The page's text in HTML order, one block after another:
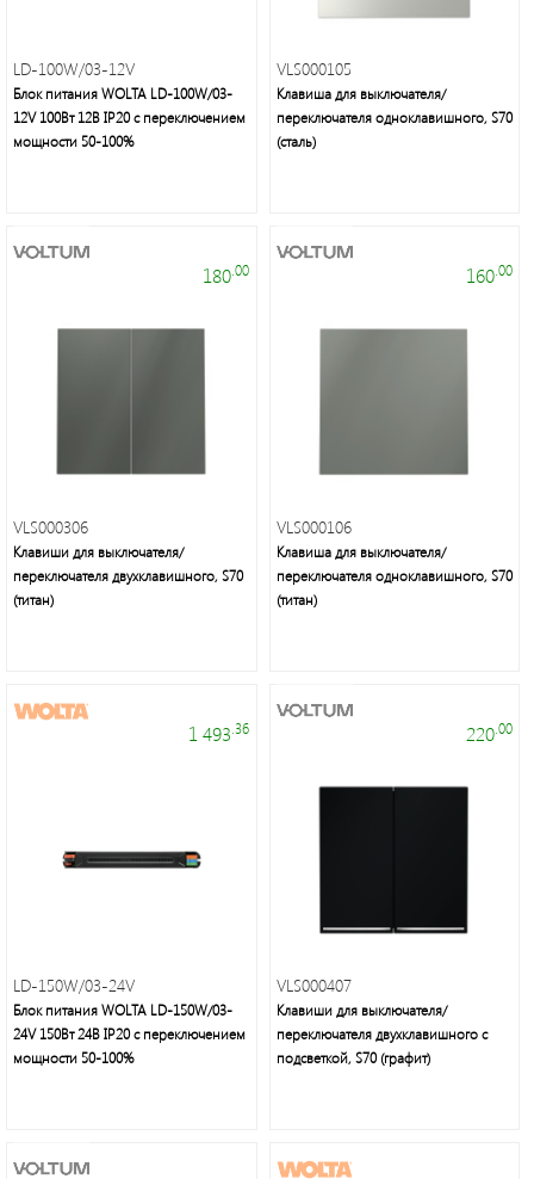
изделия
Электротехнические
Group
LD-100W/03-12V
Блок питания WOLTA LD-100W/03-
12V 100Вт 12В IP20 с переключением
мощности 50-100%
VLS000105
Клавиша для выключателя/
переключателя одноклавишного, S70
(сталь)
180.00
VLS000306
Клавиши для выключателя/
переключателя двухклавишного, S70
(титан)
160.00
VLS000106
Клавиша для выключателя/
переключателя одноклавишного, S70
(титан)
1 493 .36
LD-150W/03-24V
Блок питания WOLTA LD-150W/03-
24V 150Вт 24В IP20 с переключением
мощности 50-100%
220.00
VLS000407
Клавиши для выключателя/
переключателя двухклавишного с
подсветкой, S70 (графит)